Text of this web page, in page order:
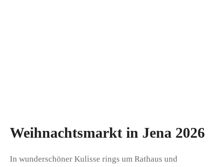
Weihnachtsmarkt in Jena 2026
In wunderschöner Kulisse rings um Rathaus und